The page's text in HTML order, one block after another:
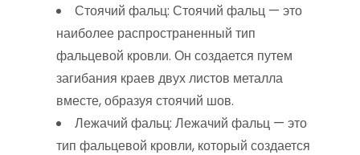
Стоячий фальц: Стоячий фальц — это
наиболее распространенный тип
фальцевой кровли. Он создается путем
загибания краев двух листов металла
вместе, образуя стоячий шов.
Лежачий фальц: Лежачий фальц — это
тип фальцевой кровли, который создается